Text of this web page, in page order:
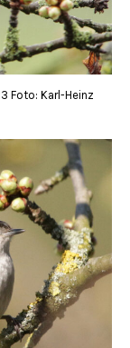
Foto: Karl-Heinz